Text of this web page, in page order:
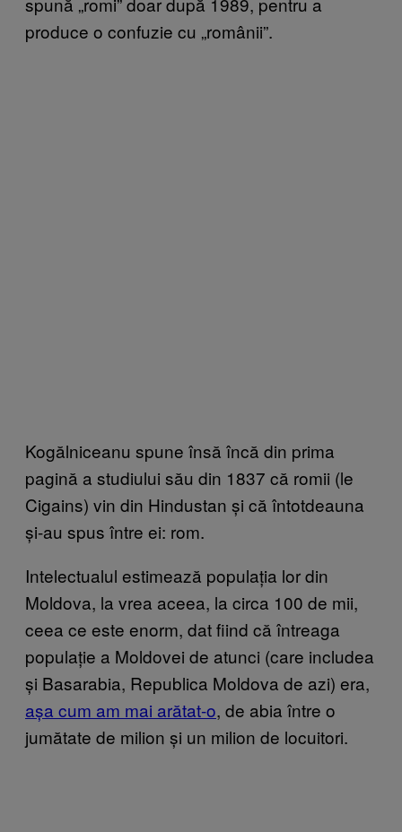
produce o confuzie cu „românii”.
Kogălniceanu spune însă încă din prima
pagină a studiului său din 1837 că romii (le
Cigains) vin din Hindustan și că întotdeauna
și-au spus între ei: rom.
Intelectualul estimează populația lor din
Moldova, la vrea aceea, la circa 100 de mii,
ceea ce este enorm, dat fiind că întreaga
populație a Moldovei de atunci (care includea
și Basarabia, Republica Moldova de azi) era,
așa cum am mai arătat-o, de abia între o
jumătate de milion și un milion de locuitori.